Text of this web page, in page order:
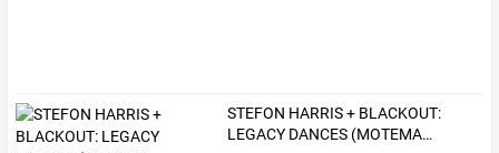
STEFON HARRIS+ BLACKOUT:
LEGACY DANCES (MOTEMA…